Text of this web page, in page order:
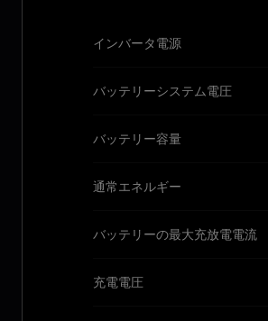
インバータ電源
バッテリーシステム電圧
バッテリー容量
通常エネルギー
バッテリーの最大充放電電流
充電電圧